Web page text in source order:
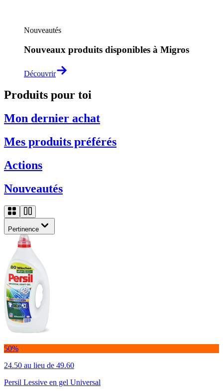
Nouveautés
Nouveaux produits disponibles à Migros
Découvrir
Produits pour toi
Mon dernier achat
Mes produits préférés
Actions
Nouveautés
Pertinence
50%
24.50 au lieu de 49.60
Persil Lessive en gel Universal